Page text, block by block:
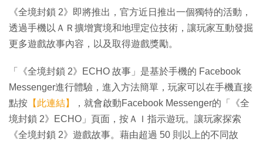
《全境封鎖 2》即將推出，官方近日推出一個獨特的活動，
透過手機以ＡＲ擴增實境和地理定位技術，讓玩家互動發掘
更多遊戲故事內容，以及取得遊戲獎勵。
「《全境封鎖 2》ECHO 故事」是基於手機的 Facebook
Messenger進行體驗，進入方法簡單，玩家可以在手機直接
點按 【此連結】
，就會啟動Facebook Messenger的「《全
境封鎖 2》ECHO」頁面，按ＡＩ指示遊玩。讓玩家探索
《全境封鎖 2》遊戲故事。藉由超過 50 則以上的不同故